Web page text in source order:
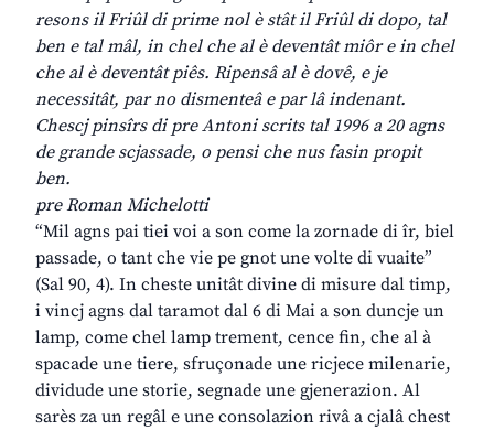
resons il Friûl di prime nol è stât il Friûl di dopo, tal
ben e tal mâl, in chel che al è deventât miôr e in chel
che al è deventât piês. Ripensâ al è dovê, e je
necessitât, par no dismenteâ e par lâ indenant.
Chescj pinsîrs di pre Antoni scrits tal 1996 a 20 agns
de grande scjassade, o pensi che nus fasin propit
ben.
pre Roman Michelotti
“Mil agns pai tiei voi a son come la zornade di îr, biel
passade, o tant che vie pe gnot une volte di vuaite”
(Sal 90, 4). In cheste unitât divine di misure dal timp,
i vincj agns dal taramot dal 6 di Mai a son duncje un
lamp, come chel lamp trement, cence fin, che al à
spacade une tiere, sfruçonade une ricjece milenarie,
dividude une storie, segnade une gjenerazion. Al
sarès za un regâl e une consolazion rivâ a cjalâ chest